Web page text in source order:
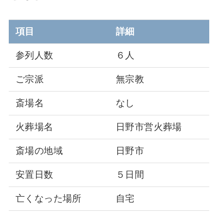
項目 詳細
参列人数 ６人
ご宗派 無宗教
斎場名 なし
火葬場名 日野市営火葬場
斎場の地域 日野市
安置日数 ５日間
亡くなった場所 自宅